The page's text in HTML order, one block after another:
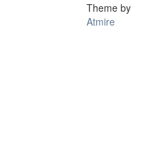
Theme by
Atmire